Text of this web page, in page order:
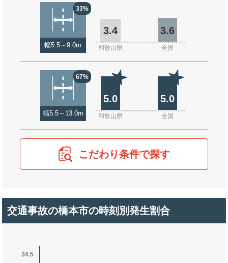
33%
幅5.5～9.0m
3.4 3.6
和歌山県 全国
67%
幅5.5～13.0m
5.0 5.0
和歌山県 全国
こだわり条件で探す
交通事故の橋本市の時刻別発生割合